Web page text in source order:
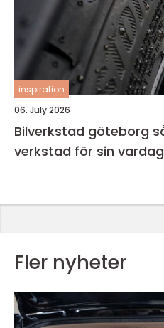
inspiration
06. July 2026
Bilverkstad göteborg så hittar bilägare rätt
verkstad för sin vardag
Fler nyheter